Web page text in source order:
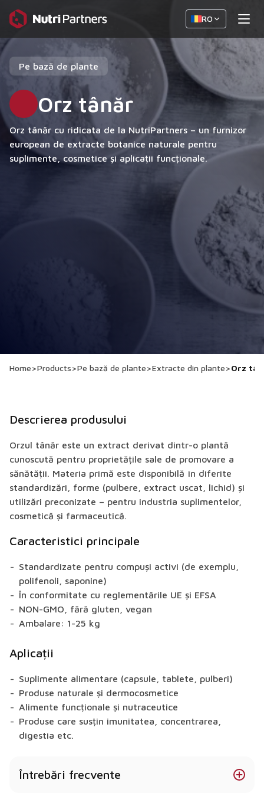
RO
Pe bază de plante
Orz tânăr
Orz tânăr cu ridicata de la NutriPartners – un furnizor
european de extracte botanice naturale pentru
suplimente, cosmetice și aplicații funcționale.
Home>Products>Pe bază de plante>Extracte din plante>Orz
Descrierea produsului
Orzul tânăr este un extract derivat dintr-o plantă
cunoscută pentru proprietățile sale de promovare a
sănătății. Materia primă este disponibilă în diferite
standardizări, forme (pulbere, extract uscat, lichid) și
utilizări preconizate – pentru industria suplimentelor,
cosmetică și farmaceutică.
Caracteristici principale
Standardizate pentru compuși activi (de exemplu,
polifenoli, saponine)
În conformitate cu reglementările UE și EFSA
NON-GMO, fără gluten, vegan
Ambalare: 1-25 kg
Aplicații
Suplimente alimentare (capsule, tablete, pulberi)
Produse naturale și dermocosmetice
Alimente funcționale și nutraceutice
Produse care susțin imunitatea, concentrarea,
digestia etc.
Întrebări frecvente